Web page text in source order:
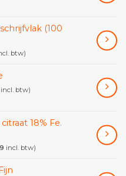
(100
btw)
incl. btw)
18% Fe.
incl. btw)